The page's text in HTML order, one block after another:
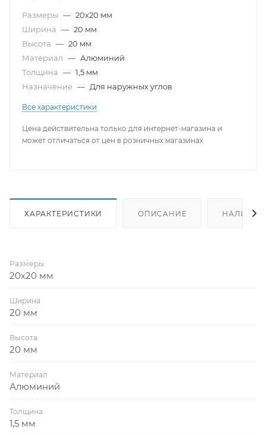
Размеры — 20х20 мм
Ширина — 20 мм
Высота — 20 мм
Материал — Алюминий
Толщина — 1,5 мм
Назначение — Для наружных углов
Все характеристики
Цена действительна только для интернет-магазина и
может отличаться от цен в розничных магазинах
ХАРАКТЕРИСТИКИ ОПИСАНИЕ НАЛИЧИЕ
Размеры
20х20 мм
Ширина
20 мм
Высота
20 мм
Материал
Алюминий
Толщина
1,5 мм